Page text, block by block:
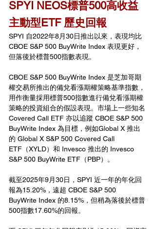
SPYI NEOS標普500高收益
主動型ETF 歷史回報
SPYI 自2022年8月30日推出以來，表現均比
CBOE S&P 500 BuyWrite Index 表現更好，
但落後於標普500指數表現。
CBOE S&P 500 BuyWrite Index 是芝加哥期
權交易所推出的備兌看漲期權策略基準指數，
用作衡量採用標普500指數進行備兌看漲期權
策略的投資組合的假設表現。市場上一些知名
Covered Call ETF 亦以追蹤 CBOE S&P 500
BuyWrite Index 為目標，例如Global X 推出
的 Global X S&P 500 Covered Call
ETF（XYLD）和 Invesco 推出的 Invesco
S&P 500 BuyWrite ETF（PBP）。
截至2025年9月30日，SPYI 近一年的年化回
報為15.20%，遠超 CBOE S&P 500
BuyWrite Index 的8.15%，但稍為落後於標普
500指數17.60%的回報。